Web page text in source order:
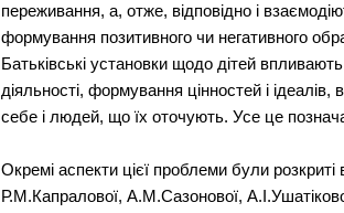
переживання, а, отже, відповідно і
формування позитивного чи негативного
Батьківські установки щодо дітей
діяльності, формування цінностей і
себе і людей, що їх оточують. Усе це
Окремі аспекти цієї проблеми були
Р.М.Капралової, А.М.Сазонової,